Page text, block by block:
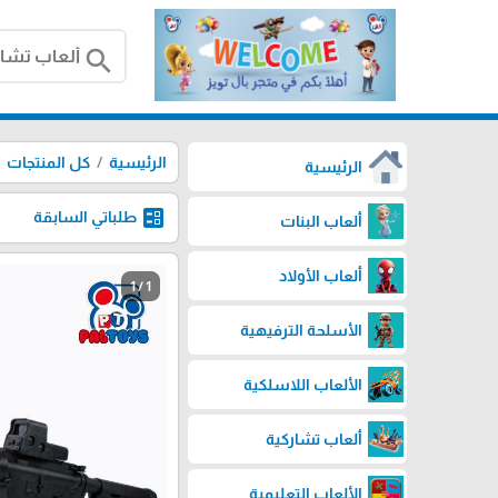
search
الرئيسية
ألعاب البنات
ألعاب الأولاد
الأسلحة الترفيهية
الألعاب اللاسلكية
ألعاب تشاركية
الألعاب التعليمية
الرئيسية كل المنتجات
ballot طلباتي السابقة
1 / 1